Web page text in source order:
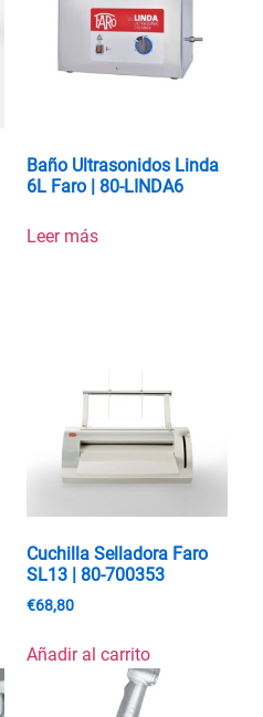
Baño Ultrasonidos Linda
6L Faro | 80-LINDA6
Leer más
Cuchilla Selladora Faro
SL13 | 80-700353
€68,80
Añadir al carrito